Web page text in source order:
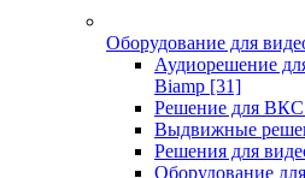
Оборудование для
Аудиорешение
Biamp [31]
Решение для ВКС
Выдвижные
Решения для
Оборудование